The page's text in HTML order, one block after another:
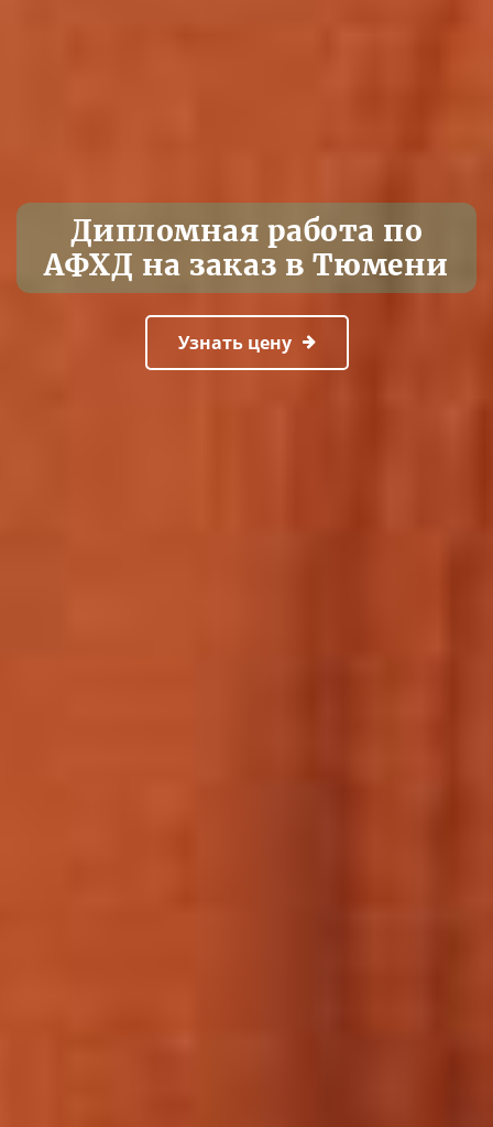
Дипломная работа по
АФХД на заказ в Тюмени
Узнать цену